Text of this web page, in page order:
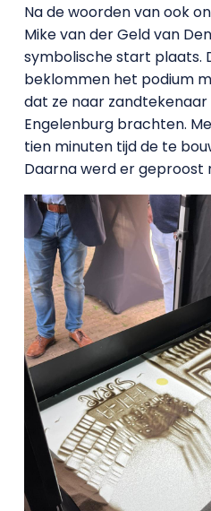
Na de woorden van ook
Mike van der Geld van
symbolische start plaats.
beklommen het podium
dat ze naar zandtekenaar
Engelenburg brachten.
tien minuten tijd de te
Daarna werd er geproost